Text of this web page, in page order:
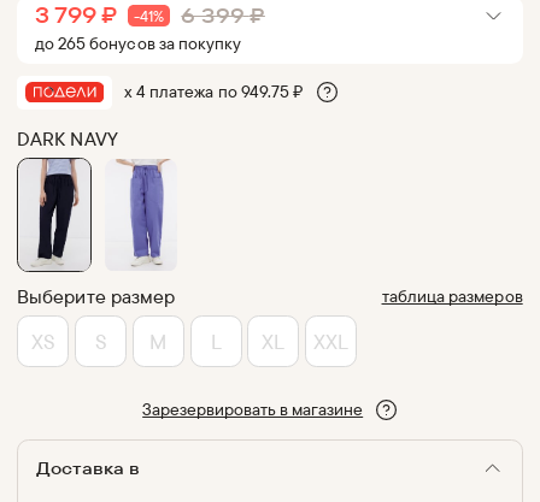
3 799 ₽ -41% 6 399 ₽
до265бонусовза покупку
х 4 платежа по949.75₽
DARK NAVY
Выберите размер таблица размеров
XS S M L XL XXL
Зарезервировать в магазине
Доставка в